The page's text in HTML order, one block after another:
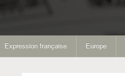
Expression française Europe